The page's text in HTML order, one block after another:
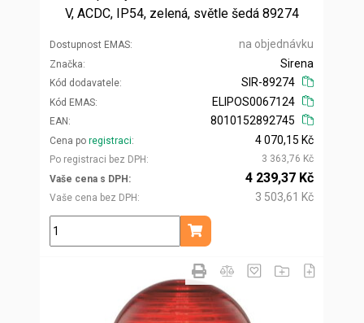
V, ACDC, IP54, zelená, světle šedá 89274
Dostupnost EMAS na objednávku
Značka
Kód dodavatele
Sirena
SIR-89274
Kód EMAS
EAN
ELIPOS0067124
8010152892745
Cena po registraci
Po registraci bez DPH
4 070,15 Kč
3 363,76 Kč
Vaše cena s DPH
Vaše cena bez DPH
4 239,37 Kč
3 503,61 Kč
ks
Přidat do košíku